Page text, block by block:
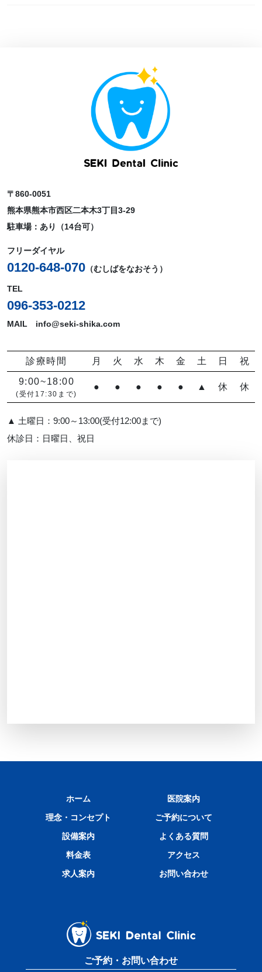
〒860-0051
熊本県熊本市西区二本木3丁目3-29
駐車場：あり（14台可）
フリーダイヤル
0120-648-070 （むしばをなおそう）
TEL
096-353-0212
MAIL info@seki-shika.com
診療時間 月 火 水 木 金 土 日 祝
9:00~18:00
(受付17:30まで)
● ● ● ● ● ▲ 休 休
▲ 土曜日：9:00～13:00(受付12:00まで)
休診日：日曜日、祝日
ホーム
医院案内
理念・コンセプト
ご予約について
設備案内
よくある質問
料金表
アクセス
求人案内
お問い合わせ
ご予約・お問い合わせ